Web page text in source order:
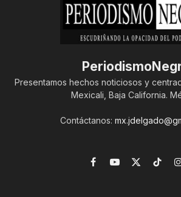
Presentamos hechos noticiosos y
Mexicali, Baja California.
Contáctanos:
Facebook
YouTube
X